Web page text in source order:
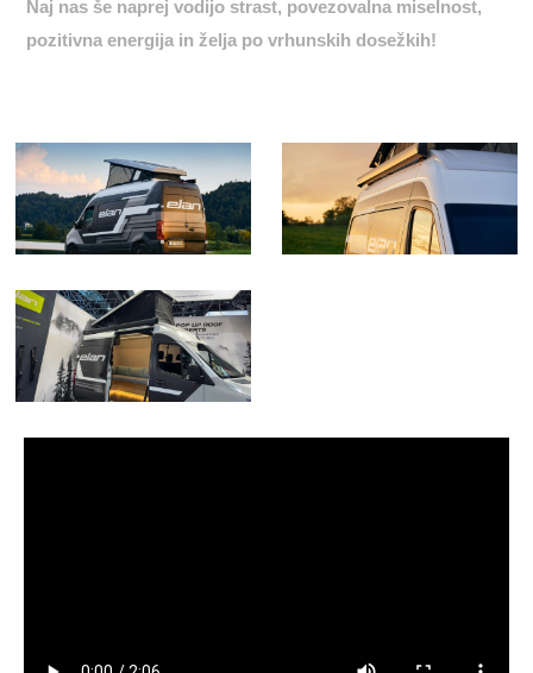
Naj nas še naprej vodijo strast, povezovalna miselnost,
pozitivna energija in želja po vrhunskih dosežkih!